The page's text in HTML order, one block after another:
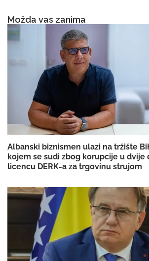
Možda vas zanima
Albanski biznismen ulazi na tržište
kojem se sudi zbog korupcije u dvije
licencu DERK-a za trgovinu strujom